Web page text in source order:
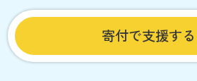
寄付で支援する